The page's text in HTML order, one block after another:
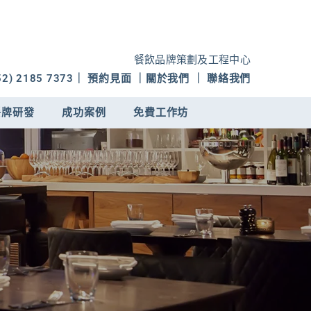
餐飲品牌策劃及工程中心
2185 7373 ｜ 預約見面 ｜ 關於我們 ｜ 聯絡我們
研發 成功案例 免費工作坊